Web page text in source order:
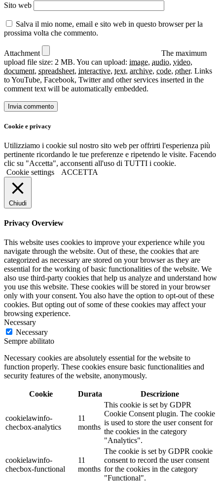
Sito web
Salva il mio nome, email e sito web in questo browser per la
prossima volta che commento.
Attachment
The maximum
upload file size: 2 MB. You can upload: image, audio, video,
document, spreadsheet, interactive, text, archive, code, other. Links
to YouTube, Facebook, Twitter and other services inserted in the
comment text will be automatically embedded.
Cookie e privacy
Utilizziamo i cookie sul nostro sito web per offrirti l'esperienza più
pertinente ricordando le tue preferenze e ripetendo le visite. Facendo
clic su "Accetta", acconsenti all'uso di TUTTI i cookie.
Cookie settings
ACCETTA
Chiudi
Privacy Overview
This website uses cookies to improve your experience while you
navigate through the website. Out of these, the cookies that are
categorized as necessary are stored on your browser as they are
essential for the working of basic functionalities of the website. We
also use third-party cookies that help us analyze and understand how
you use this website. These cookies will be stored in your browser
only with your consent. You also have the option to opt-out of these
cookies. But opting out of some of these cookies may affect your
browsing experience.
Necessary
Necessary
Sempre abilitato
Necessary cookies are absolutely essential for the website to
function properly. These cookies ensure basic functionalities and
security features of the website, anonymously.
Cookie Durata Descrizione
cookielawinfo-
checbox-analytics
11
months
This cookie is set by GDPR
Cookie Consent plugin. The cookie
is used to store the user consent for
the cookies in the category
"Analytics".
cookielawinfo-
checbox-functional
11
months
The cookie is set by GDPR cookie
consent to record the user consent
for the cookies in the category
"Functional".